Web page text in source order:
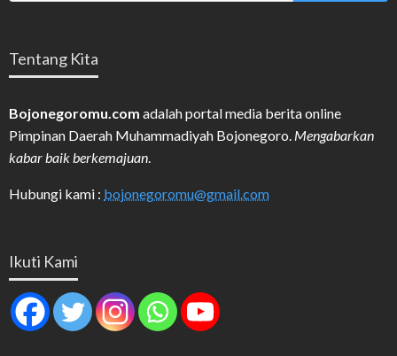
Tentang Kita
Bojonegoromu.com adalah portal media berita online
Pimpinan Daerah Muhammadiyah Bojonegoro. Mengabarkan
kabar baik berkemajuan.
Hubungi kami : bojonegoromu@gmail.com
Ikuti Kami